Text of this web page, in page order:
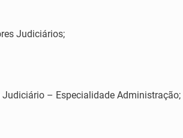
Judiciários;
– Especialidade Administração;